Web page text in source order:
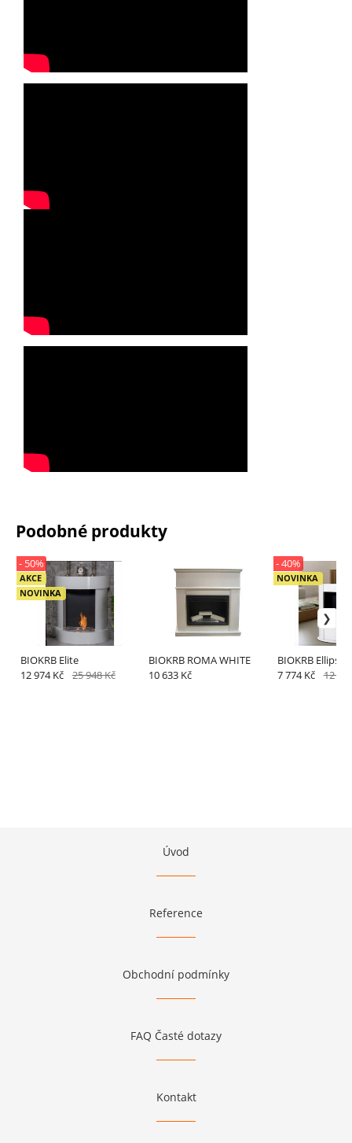
Podobné produkty
BIOKRB Elite
AKCE
NOVINKA
- 50%
12 974 Kč 25 948 Kč
BIOKRB ROMA WHITE
10 633 Kč
BIOKRB Ellipse
NOVINKA
- 40%
7 774 Kč 12
Úvod
Reference
Obchodní podmínky
FAQ Časté dotazy
Kontakt